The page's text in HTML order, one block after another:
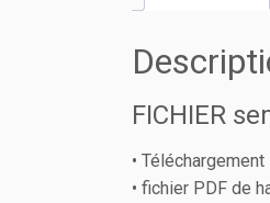
FICHIER
•
• fichier PDF de